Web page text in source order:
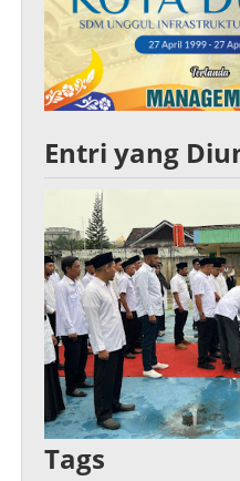
Entri yang
Tags